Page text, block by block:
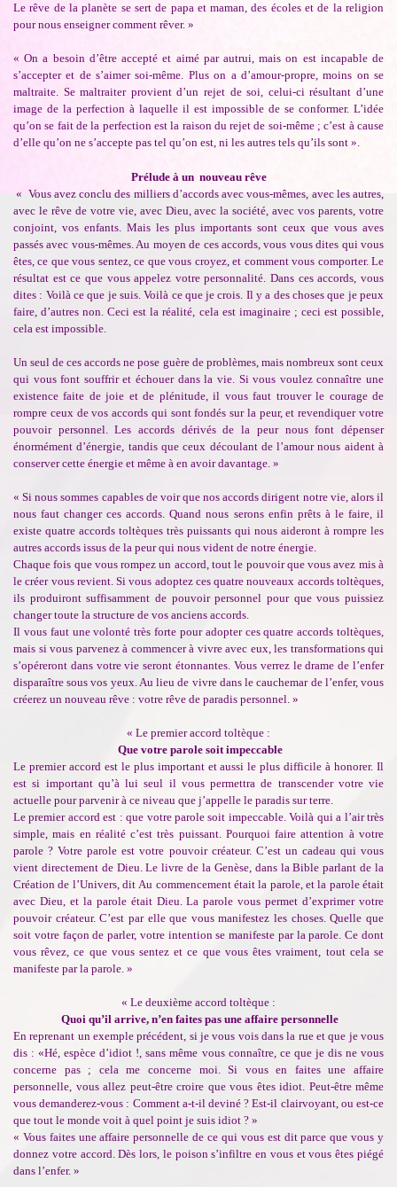
Le rêve de la planète se sert de papa et maman, des écoles et de la religion
pour nous enseigner comment rêver. »
« On a besoin d’être accepté et aimé par autrui, mais on est incapable de
s’accepter et de s’aimer soi-même. Plus on a d’amour-propre, moins on se
maltraite. Se maltraiter provient d’un rejet de soi, celui-ci résultant d’une
image de la perfection à laquelle il est impossible de se conformer. L’idée
qu’on se fait de la perfection est la raison du rejet de soi-même ; c’est à cause
d’elle qu’on ne s’accepte pas tel qu’on est, ni les autres tels qu’ils sont ».
Prélude à un nouveau rêve
« Vous avez conclu des milliers d’accords avec vous-mêmes, avec les autres,
avec le rêve de votre vie, avec Dieu, avec la société, avec vos parents, votre
conjoint, vos enfants. Mais les plus importants sont ceux que vous aves
passés avec vous-mêmes. Au moyen de ces accords, vous vous dites qui vous
êtes, ce que vous sentez, ce que vous croyez, et comment vous comporter. Le
résultat est ce que vous appelez votre personnalité. Dans ces accords, vous
dites : Voilà ce que je suis. Voilà ce que je crois. Il y a des choses que je peux
faire, d’autres non. Ceci est la réalité, cela est imaginaire ; ceci est possible,
cela est impossible.
Un seul de ces accords ne pose guère de problèmes, mais nombreux sont ceux
qui vous font souffrir et échouer dans la vie. Si vous voulez connaître une
existence faite de joie et de plénitude, il vous faut trouver le courage de
rompre ceux de vos accords qui sont fondés sur la peur, et revendiquer votre
pouvoir personnel. Les accords dérivés de la peur nous font dépenser
énormément d’énergie, tandis que ceux découlant de l’amour nous aident à
conserver cette énergie et même à en avoir davantage. »
« Si nous sommes capables de voir que nos accords dirigent notre vie, alors il
nous faut changer ces accords. Quand nous serons enfin prêts à le faire, il
existe quatre accords toltèques très puissants qui nous aideront à rompre les
autres accords issus de la peur qui nous vident de notre énergie.
Chaque fois que vous rompez un accord, tout le pouvoir que vous avez mis à
le créer vous revient. Si vous adoptez ces quatre nouveaux accords toltèques,
ils produiront suffisamment de pouvoir personnel pour que vous puissiez
changer toute la structure de vos anciens accords.
Il vous faut une volonté très forte pour adopter ces quatre accords toltèques,
mais si vous parvenez à commencer à vivre avec eux, les transformations qui
s’opéreront dans votre vie seront étonnantes. Vous verrez le drame de l’enfer
disparaître sous vos yeux. Au lieu de vivre dans le cauchemar de l’enfer, vous
créerez un nouveau rêve : votre rêve de paradis personnel. »
« Le premier accord toltèque :
Que votre parole soit impeccable
Le premier accord est le plus important et aussi le plus difficile à honorer. Il
est si important qu’à lui seul il vous permettra de transcender votre vie
actuelle pour parvenir à ce niveau que j’appelle le paradis sur terre.
Le premier accord est : que votre parole soit impeccable. Voilà qui a l’air très
simple, mais en réalité c’est très puissant. Pourquoi faire attention à votre
parole ? Votre parole est votre pouvoir créateur. C’est un cadeau qui vous
vient directement de Dieu. Le livre de la Genèse, dans la Bible parlant de la
Création de l’Univers, dit Au commencement était la parole, et la parole était
avec Dieu, et la parole était Dieu. La parole vous permet d’exprimer votre
pouvoir créateur. C’est par elle que vous manifestez les choses. Quelle que
soit votre façon de parler, votre intention se manifeste par la parole. Ce dont
vous rêvez, ce que vous sentez et ce que vous êtes vraiment, tout cela se
manifeste par la parole. »
« Le deuxième accord toltèque :
Quoi qu’il arrive, n’en faites pas une affaire personnelle
En reprenant un exemple précédent, si je vous vois dans la rue et que je vous
dis : «Hé, espèce d’idiot !, sans même vous connaître, ce que je dis ne vous
concerne pas ; cela me concerne moi. Si vous en faites une affaire
personnelle, vous allez peut-être croire que vous êtes idiot. Peut-être même
vous demanderez-vous : Comment a-t-il deviné ? Est-il clairvoyant, ou est-ce
que tout le monde voit à quel point je suis idiot ? »
« Vous faites une affaire personnelle de ce qui vous est dit parce que vous y
donnez votre accord. Dès lors, le poison s’infiltre en vous et vous êtes piégé
dans l’enfer. »